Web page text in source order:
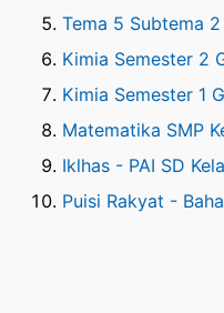
Tema 5 Subtema 2
Kimia Semester 2
Kimia Semester 1
Matematika SMP
Iklhas - PAI SD
Puisi Rakyat -